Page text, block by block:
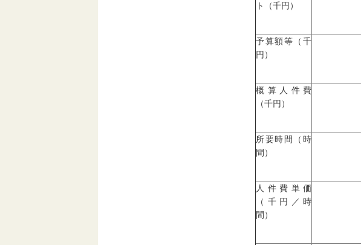
ト（千円）
予算額等（千
円）
概算人件費
（千円）
所要時間（時
間）
人件費単価
（千円／時
間）